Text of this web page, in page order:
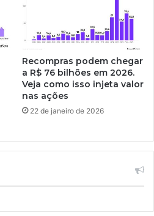
Recompras podem chegar
a R$ 76 bilhões em 2026.
Veja como isso injeta valor
nas ações
22 de janeiro de 2026